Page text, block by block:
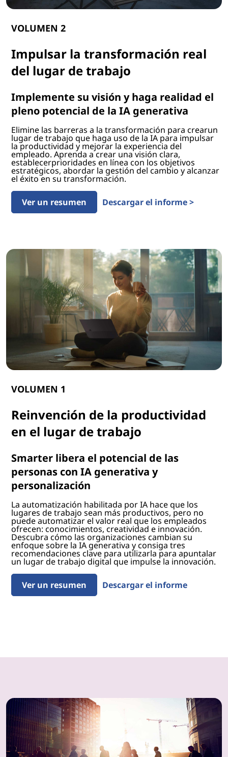
VOLUMEN 2
Impulsar la transformación real
del lugar de trabajo
Implemente su visión y haga realidad el
pleno potencial de la IA generativa
Elimine las barreras a la transformación para crearun
lugar de trabajo que haga uso de la IA para impulsar
la productividad y mejorar la experiencia del
empleado. Aprenda a crear una visión clara,
establecerprioridades en línea con los objetivos
estratégicos, abordar la gestión del cambio y alcanzar
el éxito en su transformación.
Ver un resumen Descargar el informe >
VOLUMEN 1
Reinvención de la productividad
en el lugar de trabajo
Smarter libera el potencial de las
personas con IA generativa y
personalización
La automatización habilitada por IA hace que los
lugares de trabajo sean más productivos, pero no
puede automatizar el valor real que los empleados
ofrecen: conocimientos, creatividad e innovación.
Descubra cómo las organizaciones cambian su
enfoque sobre la IA generativa y consiga tres
recomendaciones clave para utilizarla para apuntalar
un lugar de trabajo digital que impulse la innovación.
Ver un resumen Descargar el informe